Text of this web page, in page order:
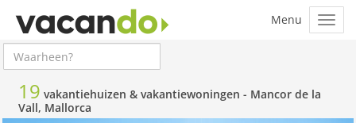
19 vakantiehuizen & vakantiewoningen - Mancor de la
Vall, Mallorca